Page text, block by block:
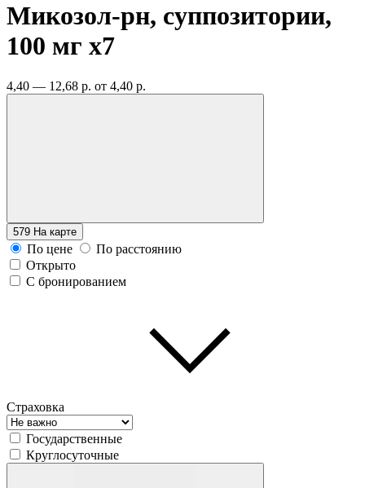
Микозол-рн, суппозитории,
100 мг x7
4,40 — 12,68 р. от 4,40 р.
579 На карте
По цене
По расстоянию
Открыто
С бронированием
Страховка
Государственные
Круглосуточные